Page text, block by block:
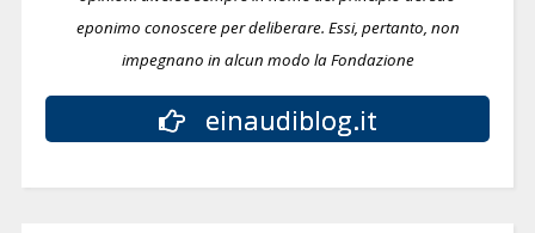
eponimo conoscere per deliberare. Essi, pertanto, non
impegnano in alcun modo la Fondazione
einaudiblog.it